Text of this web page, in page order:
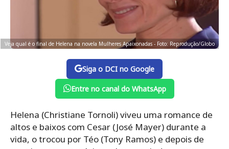
Veja qual é o final de Helena na novela Mulheres Apaixonadas - Foto: Reprodução/Globo
Siga o DCI no Google
Entre no canal do WhatsApp
Helena (Christiane Tornoli) viveu uma romance de
altos e baixos com Cesar (José Mayer) durante a
vida, o trocou por Téo (Tony Ramos) e depois de